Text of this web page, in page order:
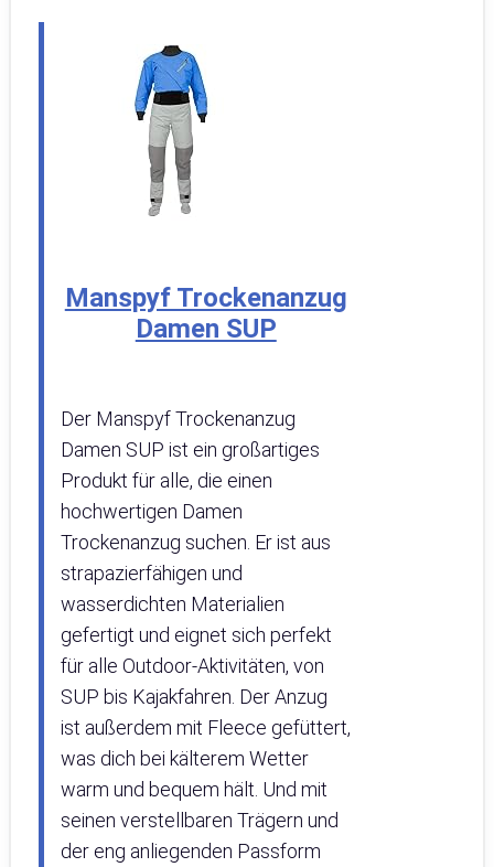
Manspyf Trockenanzug
Damen SUP
Der Manspyf Trockenanzug
Damen SUP ist ein großartiges
Produkt für alle, die einen
hochwertigen Damen
Trockenanzug suchen. Er ist aus
strapazierfähigen und
wasserdichten Materialien
gefertigt und eignet sich perfekt
für alle Outdoor-Aktivitäten, von
SUP bis Kajakfahren. Der Anzug
ist außerdem mit Fleece gefüttert,
was dich bei kälterem Wetter
warm und bequem hält. Und mit
seinen verstellbaren Trägern und
der eng anliegenden Passform